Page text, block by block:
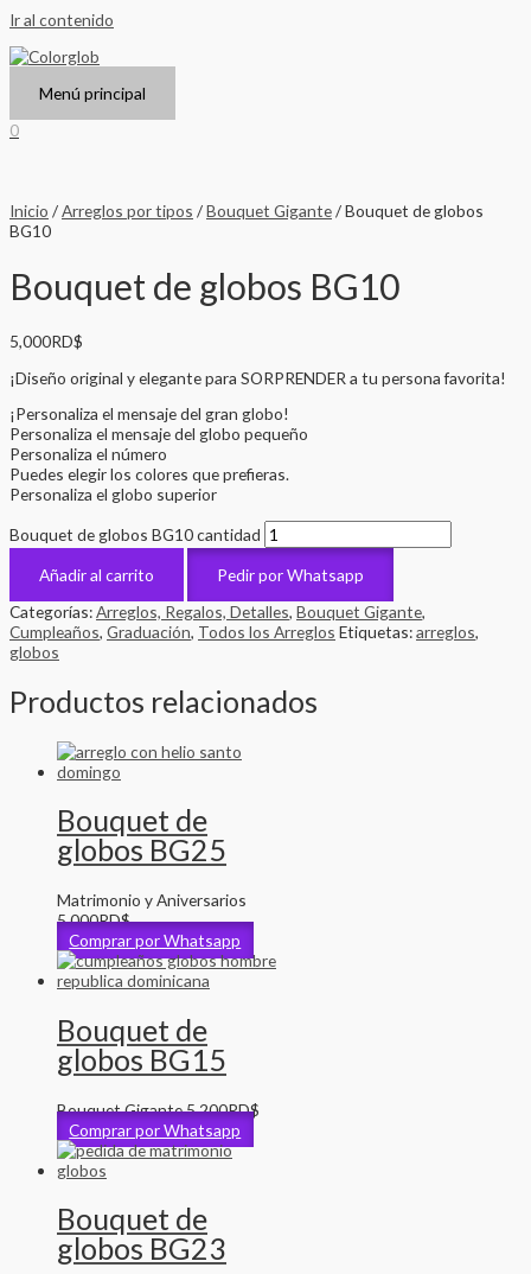
Ir al contenido
Menú principal
0
Inicio /Arreglos por tipos /Bouquet Gigante/ Bouquet de globos
BG10
Bouquet de globos BG10
5,000RD$
¡Diseño original y elegante para SORPRENDER a tu persona favorita!
¡Personaliza el mensaje del gran globo!
Personaliza el mensaje del globo pequeño
Personaliza el número
Puedes elegir los colores que prefieras.
Personaliza el globo superior
Bouquet de globos BG10 cantidad
Añadir al carrito
Pedir por Whatsapp
Categorías:Arreglos, Regalos, Detalles, Bouquet Gigante,
Cumpleaños, Graduación, Todos los Arreglos Etiquetas:arreglos,
globos
Productos relacionados
Bouquet de
globos BG25
Matrimonio y Aniversarios
5,000RD$
Comprar por Whatsapp
Bouquet de
globos BG15
Bouquet Gigante5,200RD$
Comprar por Whatsapp
Bouquet de
globos BG23